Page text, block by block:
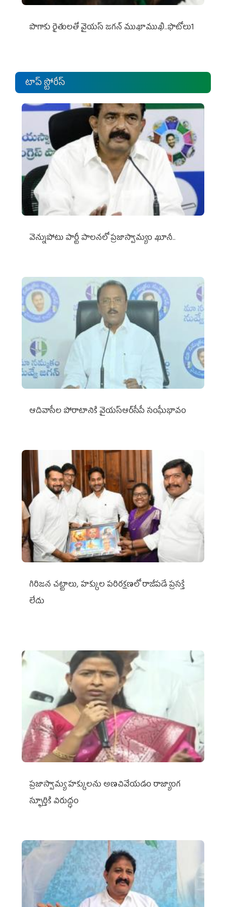
పొగాకు రైతుల‌తో వైయ‌స్ జ‌గ‌న్ ముఖాముఖి..ఫొటోలు1
టాప్ స్టోరీస్
వెన్నుపోటు పార్టీ పాలనలో ప్రజాస్వామ్యం ఖూనీ..
ఆదివాసీల పోరాటానికి వైయ‌స్ఆర్‌సీపీ సంఘీభావం
గిరిజన చట్టాలు, హక్కుల పరిరక్షణలో రాజీపడే ప్రసక్తే
లేదు
ప్రజాస్వామ్య హక్కులను అణచివేయడం రాజ్యాంగ
స్ఫూర్తికి విరుద్ధం